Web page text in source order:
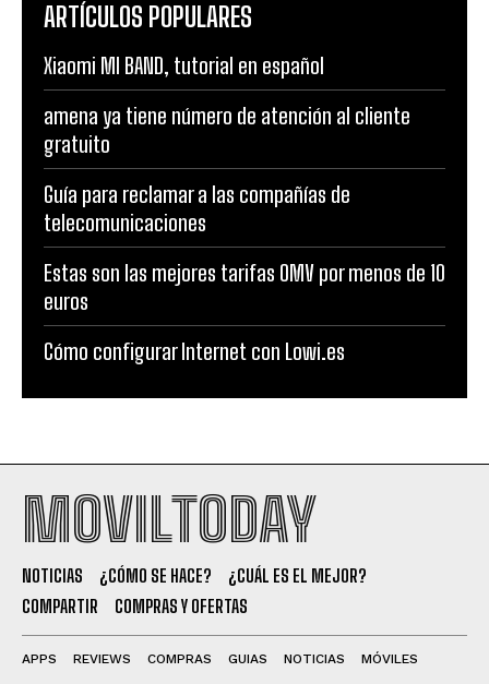
ARTÍCULOS POPULARES
Xiaomi MI BAND, tutorial en español
amena ya tiene número de atención al cliente
gratuito
Guía para reclamar a las compañías de
telecomunicaciones
Estas son las mejores tarifas OMV por menos de 10
euros
Cómo configurar Internet con Lowi.es
MOVILTODAY
NOTICIAS ¿CÓMO SE HACE?
¿CUÁL ES EL MEJOR?
COMPARTIR
COMPRAS Y OFERTAS
APPS REVIEWS COMPRAS GUIAS NOTICIAS MÓVILES